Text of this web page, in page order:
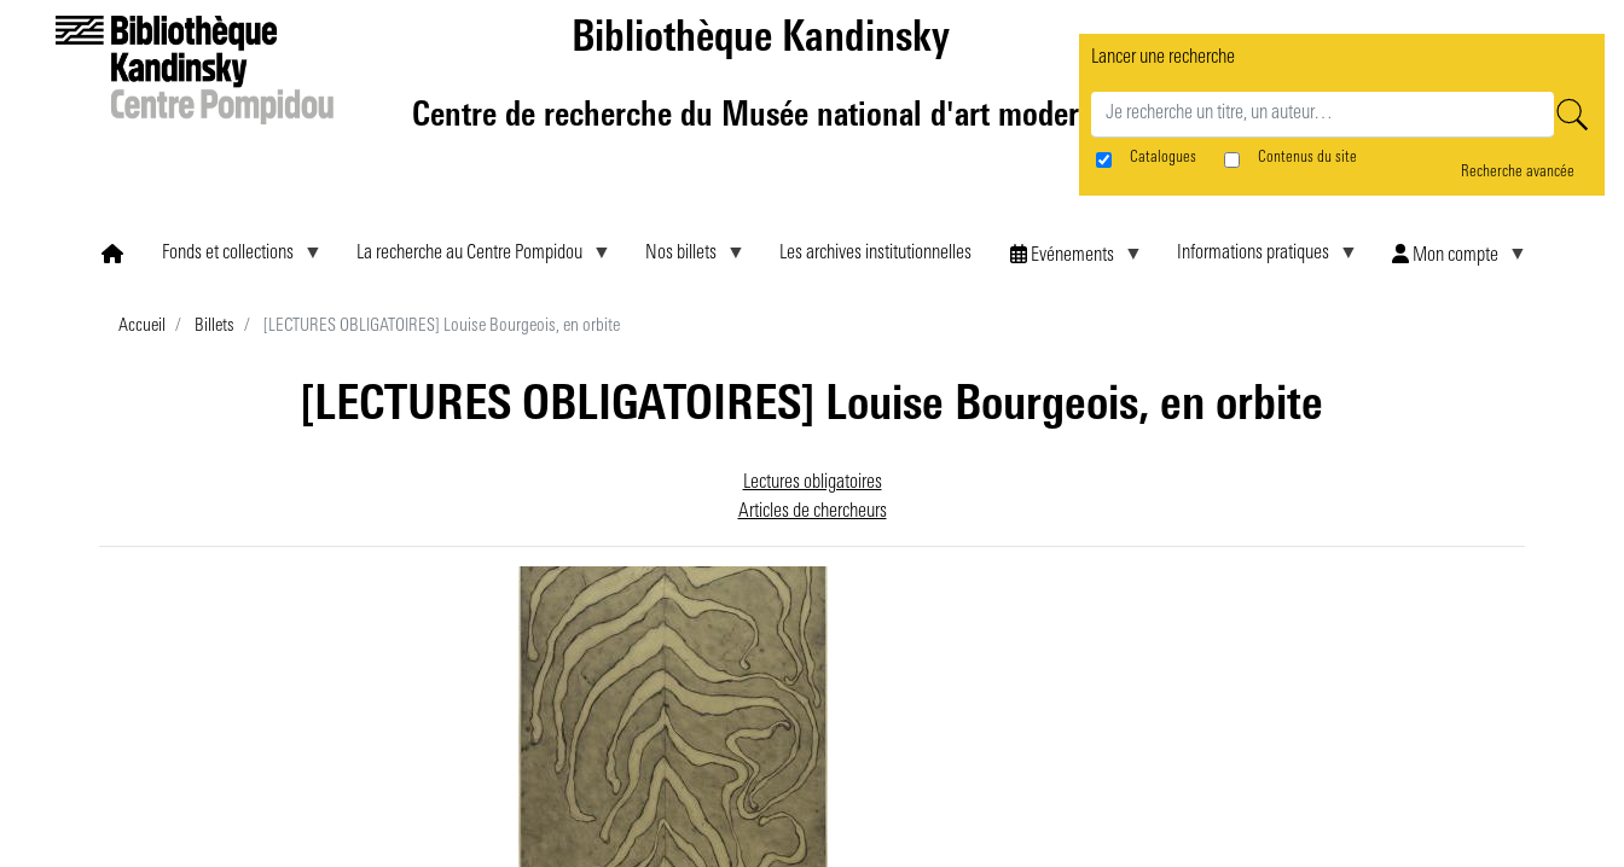
au
principal
Bibliothèque Kandinsky
Centre de recherche du Musée national d'art moderne
Lancer une recherche
Catalogues
Contenus du site
Recherche avancée
Fonds et collections La recherche au Centre Pompidou Nos billets Les archives institutionnelles Evénements Informations pratiques Mon compte
Accueil Billets [LECTURES OBLIGATOIRES] Louise Bourgeois, en orbite
[LECTURES OBLIGATOIRES] Louise Bourgeois, en orbite
Lectures obligatoires
Articles de chercheurs